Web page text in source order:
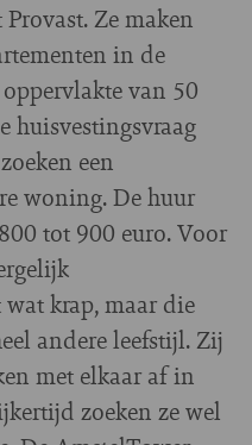
Ze maken
in de
van 50
huisvestingsvraag
een
woning. De huur
tot 900 euro. Voor
krap, maar die
andere leefstijl. Zij
met elkaar af in
zoeken ze wel